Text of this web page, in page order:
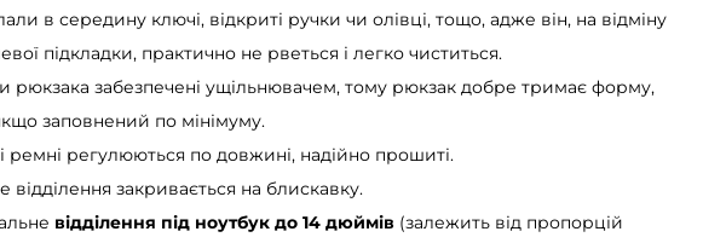
a
r
d
L
R
T
с
в середину ключі, відкриті ручки чи олівці, тощо, адже він, на відміну
підкладки, практично не рветься і легко чиститься.
рюкзака забезпечені ущільнювачем, тому рюкзак добре тримає форму,
заповнений по мінімуму.
ремні регулюються по довжині, надійно прошиті.
відділення закривається на блискавку.
відділення під ноутбук до 14 дюймів (залежить від пропорцій